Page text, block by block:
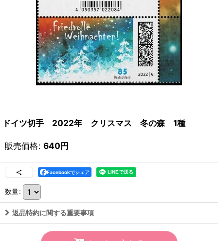
ドイツ切手 2022年 クリスマス 冬の森 1種
販売価格: 640円
Facebookでシェア
数量:
返品特約に関する重要事項